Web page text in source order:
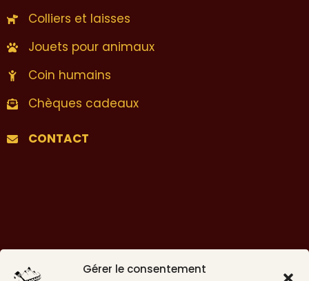
Gérer le consentement
Colliers et laisses
Jouets pour animaux
Coin humains
Chèques cadeaux
CONTACT